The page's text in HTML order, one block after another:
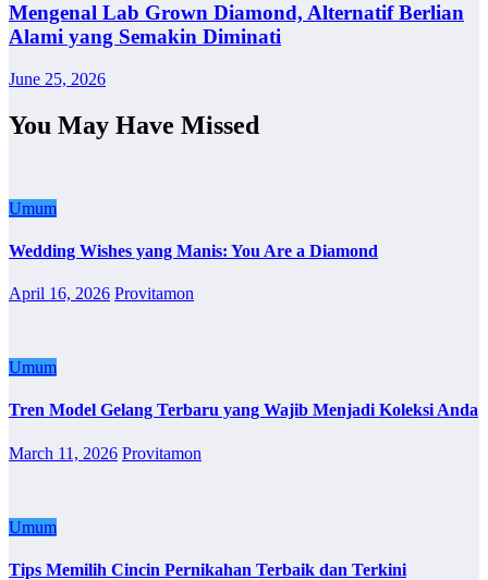
Mengenal Lab Grown Diamond, Alternatif Berlian
Alami yang Semakin Diminati
June 25, 2026
You May Have Missed
Umum
Wedding Wishes yang Manis: You Are a Diamond
April 16, 2026 Provitamon
Umum
Tren Model Gelang Terbaru yang Wajib Menjadi Koleksi Anda
March 11, 2026 Provitamon
Umum
Tips Memilih Cincin Pernikahan Terbaik dan Terkini